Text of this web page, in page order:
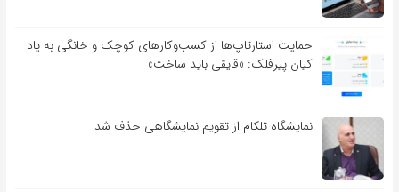
حمایت استارتاپ‌ها از کسب‌وکارهای کوچک و خانگی به یاد
کیان پیرفلک: «قایقی باید ساخت»
نمایشگاه تلکام از تقویم نمایشگاهی حذف شد